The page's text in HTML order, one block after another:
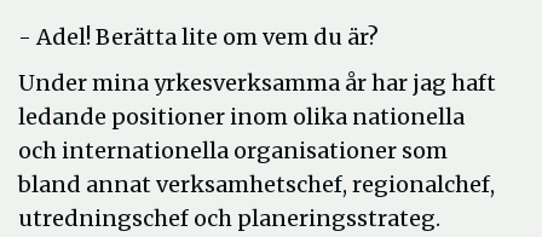
- Adel! Berätta lite om vem du är?
Under mina yrkesverksamma år har jag haft
ledande positioner inom olika nationella
och internationella organisationer som
bland annat verksamhetschef, regionalchef,
utredningschef och planeringsstrateg.